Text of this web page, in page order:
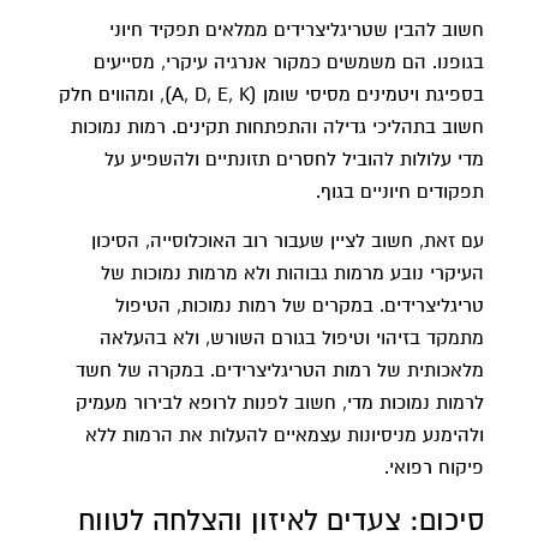
חשוב להבין שטריגליצרידים ממלאים תפקיד חיוני
בגופנו. הם משמשים כמקור אנרגיה עיקרי, מסייעים
בספיגת ויטמינים מסיסי שומן (A, D, E, K), ומהווים חלק
חשוב בתהליכי גדילה והתפתחות תקינים. רמות נמוכות
מדי עלולות להוביל לחסרים תזונתיים ולהשפיע על
תפקודים חיוניים בגוף.
עם זאת, חשוב לציין שעבור רוב האוכלוסייה, הסיכון
העיקרי נובע מרמות גבוהות ולא מרמות נמוכות של
טריגליצרידים. במקרים של רמות נמוכות, הטיפול
מתמקד בזיהוי וטיפול בגורם השורש, ולא בהעלאה
מלאכותית של רמות הטריגליצרידים. במקרה של חשד
לרמות נמוכות מדי, חשוב לפנות לרופא לבירור מעמיק
ולהימנע מניסיונות עצמאיים להעלות את הרמות ללא
פיקוח רפואי.
סיכום: צעדים לאיזון והצלחה לטווח